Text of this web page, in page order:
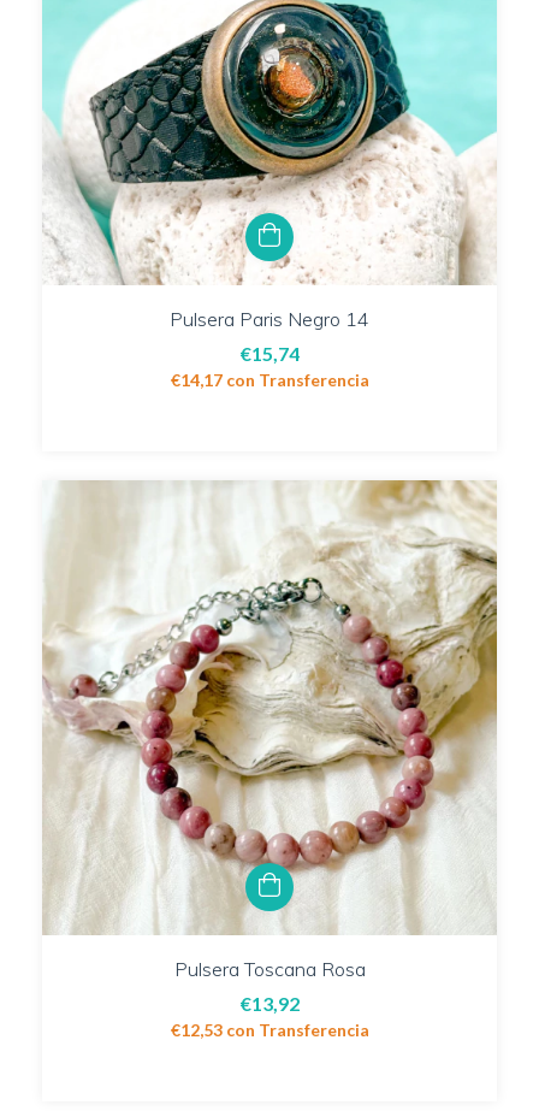
Pulsera Paris Negro 14
€15,74
€14,17 con Transferencia
Pulsera Toscana Rosa
€13,92
€12,53 con Transferencia